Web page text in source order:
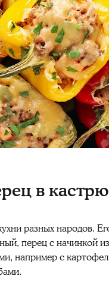
в
разных народов.
перец с начинкой
например с